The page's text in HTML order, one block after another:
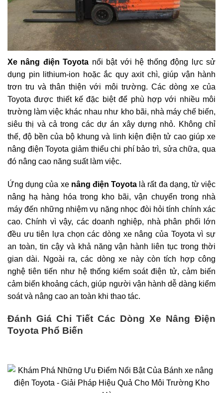
Xe nâng điện Toyota nổi bật với hệ thống động lực sử
dụng pin lithium-ion hoặc ắc quy axit chì, giúp vận hành
trơn tru và thân thiện với môi trường. Các dòng xe của
Toyota được thiết kế đặc biệt để phù hợp với nhiều môi
trường làm việc khác nhau như kho bãi, nhà máy chế biến,
siêu thị và cả trong các dự án xây dựng nhỏ. Không chỉ
thế, độ bền của bộ khung và linh kiện điện tử cao giúp xe
nâng điện Toyota giảm thiểu chi phí bảo trì, sửa chữa, qua
đó nâng cao năng suất làm việc.
Ứng dụng của xe nâng điện Toyota là rất đa dạng, từ việc
nâng hạ hàng hóa trong kho bãi, vận chuyển trong nhà
máy đến những nhiệm vụ nặng nhọc đòi hỏi tính chính xác
cao. Chính vì vậy, các doanh nghiệp, nhà phân phối lớn
đều ưu tiên lựa chọn các dòng xe nâng của Toyota vì sự
an toàn, tin cậy và khả năng vận hành liên tục trong thời
gian dài. Ngoài ra, các dòng xe này còn tích hợp công
nghệ tiên tiến như hệ thống kiểm soát điện tử, cảm biến
cảm biến khoảng cách, giúp người vận hành dễ dàng kiểm
soát và nâng cao an toàn khi thao tác.
Đánh Giá Chi Tiết Các Dòng Xe Nâng Điện
Toyota Phổ Biến